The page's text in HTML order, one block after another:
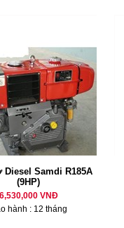
Samdi R185A
(9HP)
6,530,000 VNĐ
hành : 12 tháng